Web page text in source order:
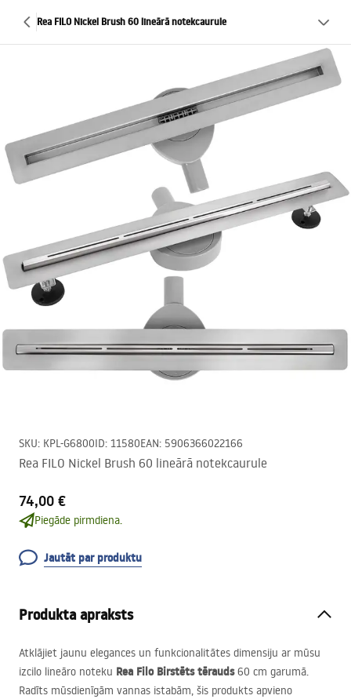
Rea FILO Nickel Brush 60 lineārā notekcaurule
SKU: KPL-G6800ID: 11580EAN: 5906366022166
Rea FILO Nickel Brush 60 lineārā notekcaurule
74,00 €
Piegāde pirmdiena.
Jautāt par produktu
Produkta apraksts
Atklājiet jaunu elegances un funkcionalitātes dimensiju ar mūsu
izcilo lineāro noteku Rea Filo Birstēts tērauds60 cm garumā.
Radīts mūsdienīgām vannas istabām, šis produkts apvieno